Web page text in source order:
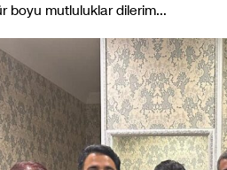
boyu mutluluklar dilerim…